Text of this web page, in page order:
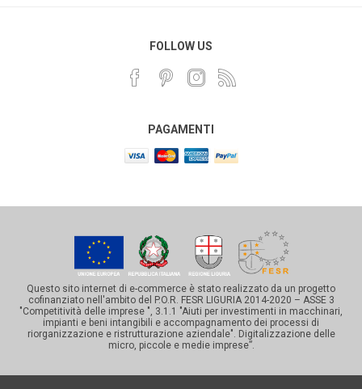
FOLLOW US
PAGAMENTI
Questo sito internet di e-commerce è stato realizzato da un progetto
cofinanziato nell'ambito del P.O.R. FESR LIGURIA 2014-2020 – ASSE 3
"Competitività delle imprese ", 3.1.1 "Aiuti per investimenti in macchinari,
impianti e beni intangibili e accompagnamento dei processi di
riorganizzazione e ristrutturazione aziendale". Digitalizzazione delle
micro, piccole e medie imprese”.